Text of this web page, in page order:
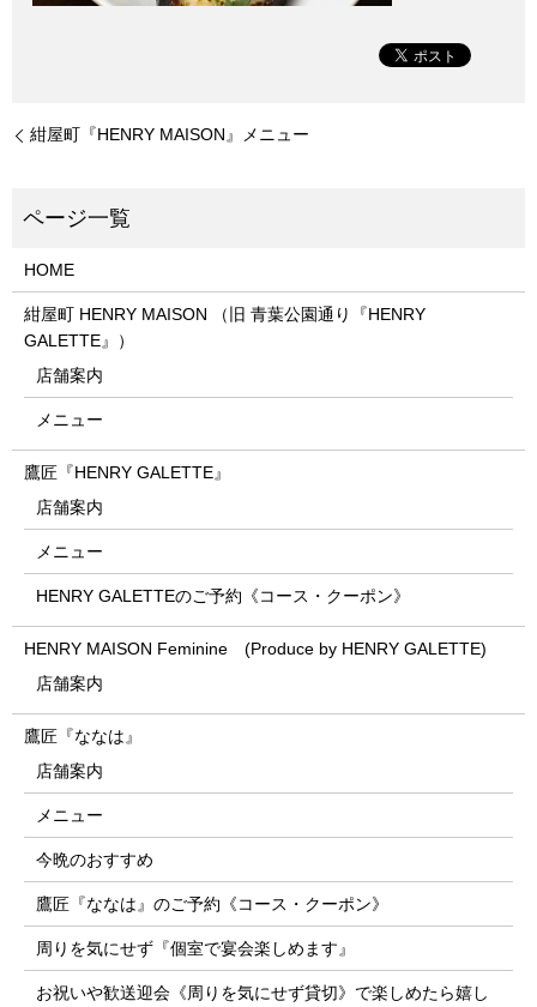
紺屋町『HENRY MAISON』メニュー
HOME
紺屋町 HENRY MAISON （旧 青葉公園通り『HENRY
GALETTE』）
店舗案内
メニュー
鷹匠『HENRY GALETTE』
店舗案内
メニュー
HENRY GALETTEのご予約《コース・クーポン》
HENRY MAISON Feminine (Produce by HENRY GALETTE)
店舗案内
鷹匠『ななは』
店舗案内
メニュー
今晩のおすすめ
鷹匠『ななは』のご予約《コース・クーポン》
周りを気にせず『個室で宴会楽しめます』
お祝いや歓送迎会《周りを気にせず貸切》で楽しめたら嬉し